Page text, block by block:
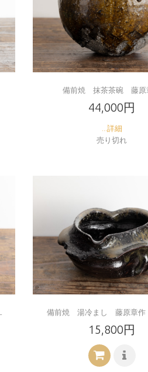
備前焼 抹茶茶碗 藤原
44,000円
...詳細
売り切れ
備前焼 湯冷まし 藤原章作
15,800円